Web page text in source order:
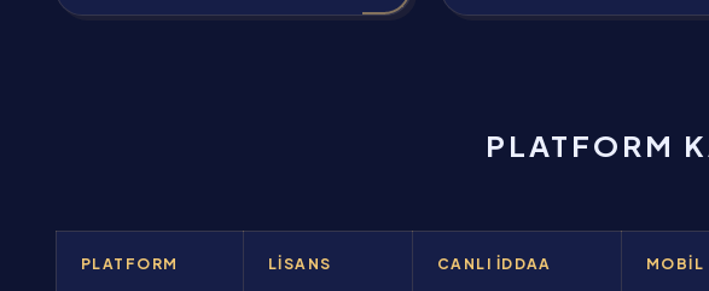
PLATFORM
PLATFORM LISANS CANLI İDDAA MOBIL